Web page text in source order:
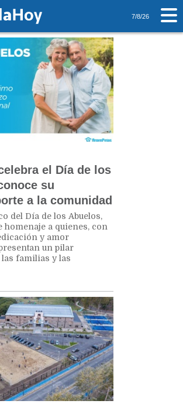
7/8/26
el Día de los
su
a la comunidad
del Día de los Abuelos,
homenaje a quienes, con
y amor
un pilar
familias y las